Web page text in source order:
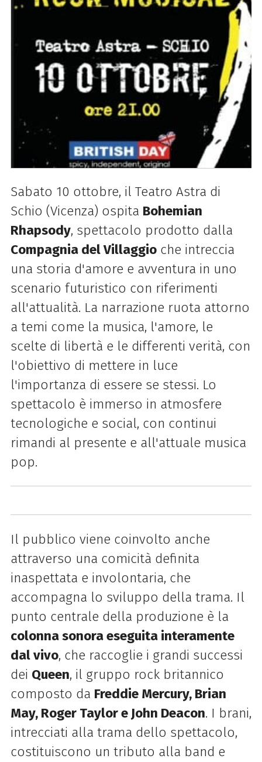
Sabato 10 ottobre, il Teatro Astra di
Schio (Vicenza) ospita Bohemian
Rhapsody, spettacolo prodotto dalla
Compagnia del Villaggioche intreccia
una storia d'amore e avventura in uno
scenario futuristico con riferimenti
all'attualità. La narrazione ruota attorno
a temi come la musica, l'amore, le
scelte di libertà e le differenti verità, con
l'obiettivo di mettere in luce
l'importanza di essere se stessi. Lo
spettacolo è immerso in atmosfere
tecnologiche e social, con continui
rimandi al presente e all'attuale musica
pop.
Il pubblico viene coinvolto anche
attraverso una comicità definita
inaspettata e involontaria, che
accompagna lo sviluppo della trama. Il
punto centrale della produzione è la
colonna sonora eseguita interamente
dal vivo, che raccoglie i grandi successi
dei Queen, il gruppo rock britannico
composto da Freddie Mercury, Brian
May, Roger Taylor e John Deacon. I brani,
intrecciati alla trama dello spettacolo,
costituiscono un tributo alla band e